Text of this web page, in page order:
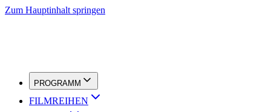
Zum Hauptinhalt springen
PROGRAMM
FILMREIHEN